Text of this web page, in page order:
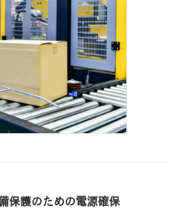
保護のための電源確保